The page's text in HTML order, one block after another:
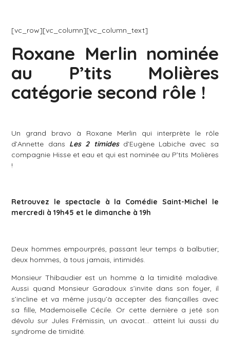
[vc_row][vc_column][vc_column_text]
Roxane Merlin nominée
au P’tits Molières
catégorie second rôle !
Un grand bravo à Roxane Merlin qui interprète le rôle
d’Annette dans Les 2 timidesd’Eugène Labiche avec sa
compagnie Hisse et eau et qui est nominée au P’tits Molières
!
Retrouvez le spectacle à la Comédie Saint-Michel le
mercredi à 19h45 et le dimanche à 19h
Deux hommes empourprés, passant leur temps à balbutier;
deux hommes, à tous jamais, intimidés.
Monsieur Thibaudier est un homme à la timidité maladive.
Aussi quand Monsieur Garadoux s’invite dans son foyer, il
s’incline et va même jusqu’à accepter des fiançailles avec
sa fille, Mademoiselle Cécile. Or cette dernière a jeté son
dévolu sur Jules Frémissin, un avocat… atteint lui aussi du
syndrome de timidité.